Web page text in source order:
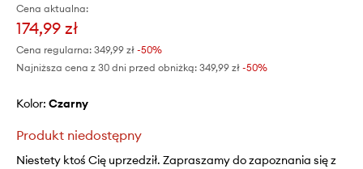
Cena aktualna:
174,99 zł
Cena regularna: 349,99 zł -50%
Najniższa cena z 30 dni przed obniżką: 349,99 zł -50%
Kolor: czarny
Produkt niedostępny
Niestety ktoś Cię uprzedził. Zapraszamy do zapoznania się z